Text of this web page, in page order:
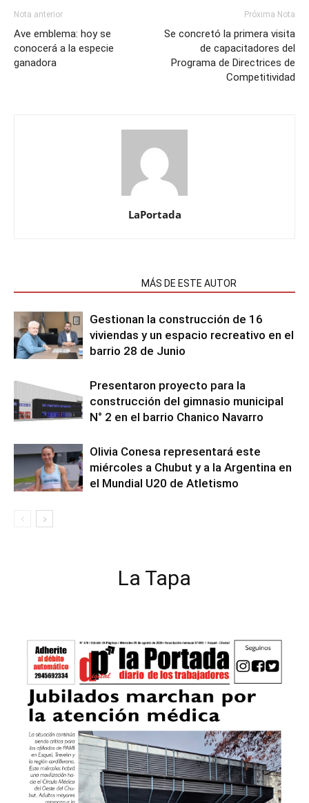
Nota anterior
Ave emblema: hoy se
conocerá a la especie
ganadora
Próxima Nota
Se concretó la primera visita
de capacitadores del
Programa de Directrices de
Competitividad
LaPortada
MÁS DE ESTE AUTOR
Gestionan la construcción de 16
viviendas y un espacio recreativo en el
barrio 28 de Junio
Presentaron proyecto para la
construcción del gimnasio municipal
N° 2 en el barrio Chanico Navarro
Olivia Conesa representará este
miércoles a Chubut y a la Argentina en
el Mundial U20 de Atletismo
La Tapa